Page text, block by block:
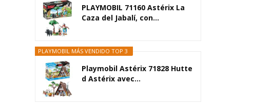
PLAYMOBIL 71160 Astérix La
Caza del Jabalí, con...
PLAYMOBIL MÁS VENDIDO TOP 3
Playmobil Astérix 71828 Hutte
d Astérix avec...